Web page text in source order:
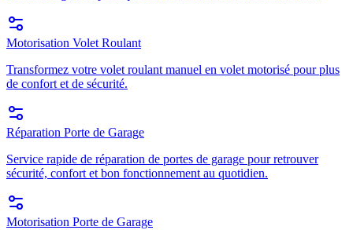
Motorisation Volet Roulant
Transformez votre volet roulant manuel en volet motorisé pour plus
de confort et de sécurité.
Réparation Porte de Garage
Service rapide de réparation de portes de garage pour retrouver
sécurité, confort et bon fonctionnement au quotidien.
Motorisation Porte de Garage